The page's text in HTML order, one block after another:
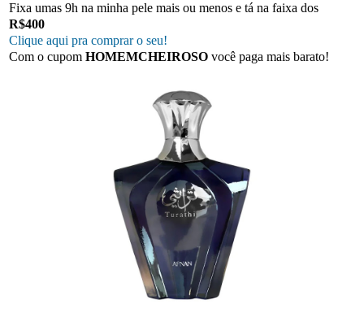
Fixa umas 9h na minha pele mais ou menos e tá na faixa dos
R$400
Clique aqui pra comprar o seu!
Com o cupom HOMEMCHEIROSO você paga mais barato!